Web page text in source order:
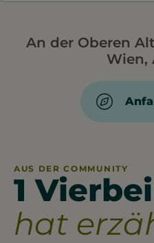
An der Oberen
Wien,
AUS DER COMMUNITY
1
hat